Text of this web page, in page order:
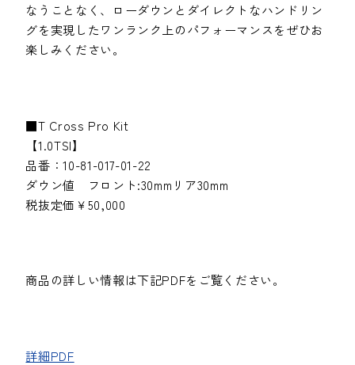
なうことなく、ローダウンとダイレクトなハンドリン
グを実現したワンランク上のパフォーマンスをぜひお
楽しみください。
■T Cross Pro Kit
【1.0TSI】
品番：10-81-017-01-22
ダウン値 フロント:30mmリア30mm
税抜定価￥50,000
商品の詳しい情報は下記PDFをご覧ください。
詳細PDF